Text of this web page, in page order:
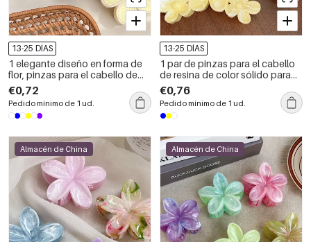
13-25 DÍAS
1 elegante diseño en forma de
flor, pinzas para el cabello de
resina para mujer.
€0,72
Pedido mínimo de 1 ud.
13-25 DÍAS
1 par de pinzas para el cabello
de resina de color sólido para
mujer, serie simple, para uso
diario
€0,76
Pedido mínimo de 1 ud.
Almacén de China Almacén de China